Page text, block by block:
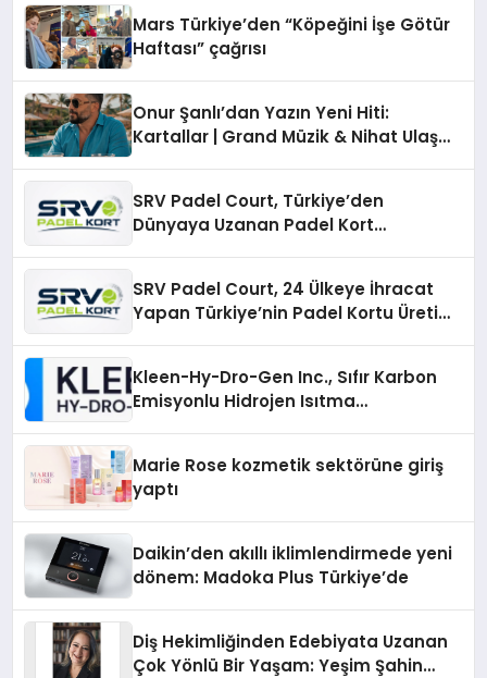
Mars Türkiye’den “Köpeğini İşe Götür
Haftası” çağrısı
Onur Şanlı’dan Yazın Yeni Hiti:
Kartallar | Grand Müzik & Nihat Ulaş
SRV Padel Court, Türkiye’den
Dünyaya Uzanan Padel Kort
SRV Padel Court, 24 Ülkeye İhracat
Yapan Türkiye’nin Padel Kortu Üretim
Kleen-Hy-Dro-Gen Inc., Sıfır Karbon
Emisyonlu Hidrojen Isıtma
Marie Rose kozmetik sektörüne giriş
yaptı
Daikin’den akıllı iklimlendirmede yeni
dönem: Madoka Plus Türkiye’de
Diş Hekimliğinden Edebiyata Uzanan
Çok Yönlü Bir Yaşam: Yeşim Şahin